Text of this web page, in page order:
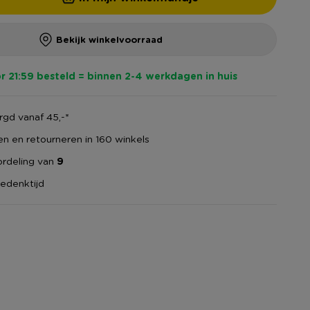
Bekijk winkelvoorraad
21:59 besteld = binnen 2-4 werkdagen in huis
vanaf 45,-*
en retourneren in 160 winkels
van 9